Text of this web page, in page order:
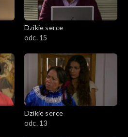
Dzikie serce
odc. 15
Dzikie serce
odc. 13